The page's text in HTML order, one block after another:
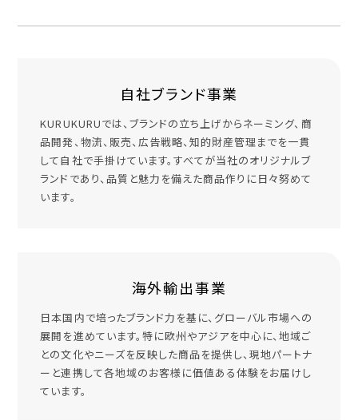
自社ブランド事業
KURUKURUでは、ブランドの立ち上げからネーミング、商
品開発、物流、販売、広告戦略、知的財産管理までを一貫
して自社で手掛けています。すべてが当社のオリジナルブ
ランドであり、品質と魅力を備えた商品作りに日々努めて
います。
海外輸出事業
日本国内で培ったブランド力を基に、グローバル市場への
展開を進めています。特に欧州やアジアを中心に、地域ご
との文化やニーズを反映した商品を提供し、現地パートナ
ーと連携して各地域のお客様に価値ある体験をお届けし
ています。